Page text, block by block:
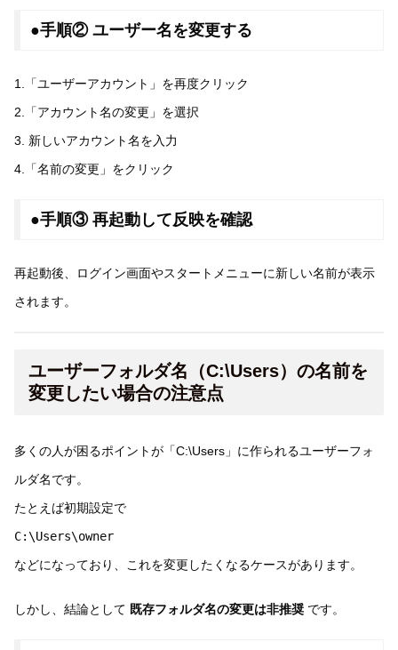
●手順② ユーザー名を変更する
1.「ユーザーアカウント」を再度クリック
2.「アカウント名の変更」を選択
3. 新しいアカウント名を入力
4.「名前の変更」をクリック
●手順③ 再起動して反映を確認
再起動後、ログイン画面やスタートメニューに新しい名前が表示
されます。
ユーザーフォルダ名（C:\Users）の名前を
変更したい場合の注意点
多くの人が困るポイントが「C:\Users」に作られるユーザーフォ
ルダ名です。
たとえば初期設定で
C:\Users\owner
などになっており、これを変更したくなるケースがあります。
しかし、結論として 既存フォルダ名の変更は非推奨 です。